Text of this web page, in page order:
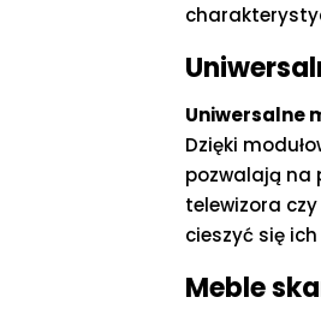
Uniwersalne
Dzięki
pozwalają na
telewizora
cieszyć się
Meble